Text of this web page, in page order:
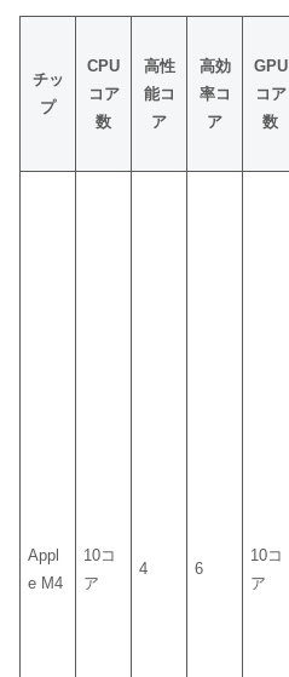
チッ
プ
CPU
コア
数
高性
能コ
ア
高効
率コ
ア
GPU
コア
数
Appl
e M4
10コ
ア
4 6
10コ
ア